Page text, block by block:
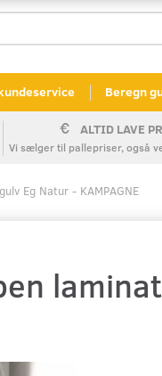
Beregn
ALTID LAVE
Vi sælger til pallepriser, også
Eg Natur - KAMPAGNE